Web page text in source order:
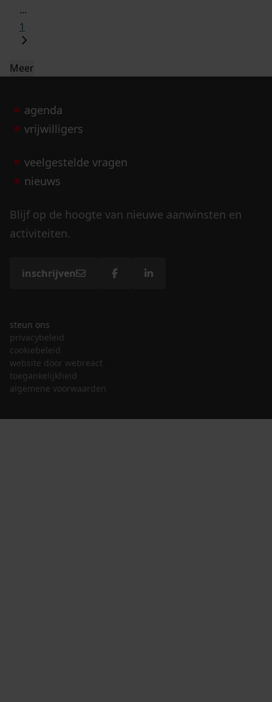
...
1
Meer
agenda
vrijwilligers
veelgestelde vragen
nieuws
Blijf op de hoogte van nieuwe aanwinsten en
activiteiten.
inschrijven
steun ons
privacybeleid
cookiebeleid
website door webreact
toegankelijkheid
algemene voorwaarden